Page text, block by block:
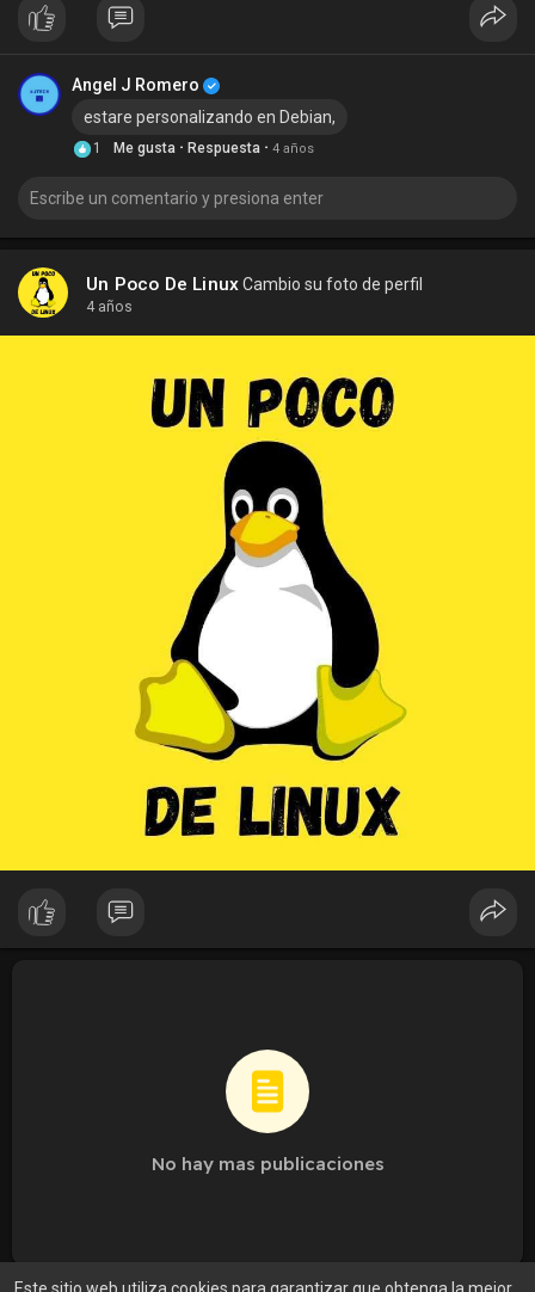
Angel J Romero
estare personalizando en Debian,
1 Me gusta · Respuesta · 4 años
Un Poco De LinuxCambio su foto de perfil
4 años
No hay mas publicaciones